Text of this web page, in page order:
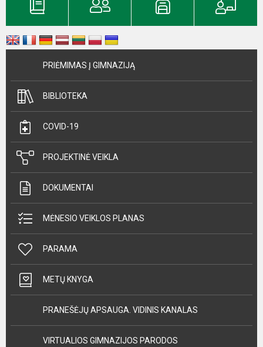
PRIĖMIMAS Į GIMNAZIJĄ
BIBLIOTEKA
COVID-19
PROJEKTINĖ VEIKLA
DOKUMENTAI
MĖNESIO VEIKLOS PLANAS
PARAMA
METŲ KNYGA
PRANEŠĖJŲ APSAUGA. VIDINIS KANALAS
VIRTUALIOS GIMNAZIJOS PARODOS